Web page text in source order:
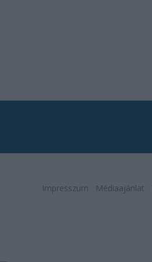
Impresszum Médiaajánlat